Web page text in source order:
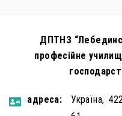
ДПТНЗ
професійне
aдресa:
Україна,